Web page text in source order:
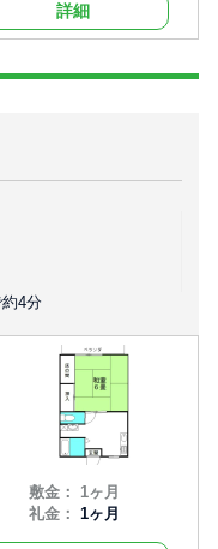
詳細
4分
敷金： 1ヶ月
礼金：1ヶ月